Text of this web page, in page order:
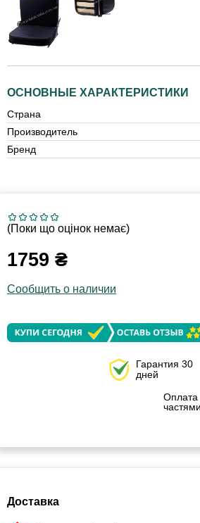
ОСНОВНЫЕ ХАРАКТЕРИСТИКИ
Страна
Производитель
Бренд
(Поки що оцінок немає)
1759 ₴
Сообщить о наличии
Гарантия 30
дней
Оплата
частями
Доставка